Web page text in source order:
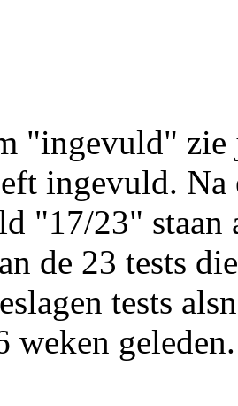
"ingevuld" zie
ingevuld. Na
"17/23" staan
de 23 tests
tests
weken geleden.